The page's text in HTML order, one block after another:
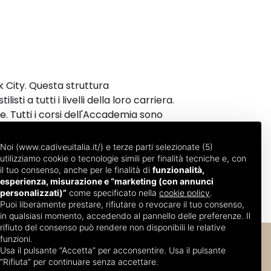
City. Questa struttura
a tutti i livelli della loro carriera.
Tutti i corsi dell'Accademia sono
Noi (www.cadiveuitalia.it/) e terze parti selezionate (5)
utilizziamo cookie o tecnologie simili per finalità tecniche e, con
il tuo consenso, anche per le finalità di funzionalità,
esperienza, misurazione e “marketing (con annunci
personalizzati)” come specificato nella cookie policy.
Puoi liberamente prestare, rifiutare o revocare il tuo consenso,
in qualsiasi momento, accedendo al pannello delle preferenze. Il
rifiuto del consenso può rendere non disponibili le relative
funzioni.
Usa il pulsante “Accetta” per acconsentire. Usa il pulsante
“Rifiuta” per continuare senza accettare.